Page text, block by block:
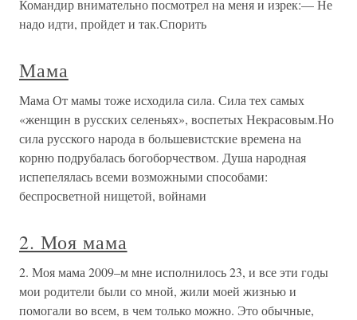
Командир внимательно посмотрел на меня и изрек:— Не
надо идти, пройдет и так.Спорить
Мама
Мама От мамы тоже исходила сила. Сила тех самых
«женщин в русских селеньях», воспетых Некрасовым.Но
сила русского народа в большевистские времена на
корню подрубалась богоборчеством. Душа народная
испепелялась всеми возможными способами:
беспросветной нищетой, войнами
2. Моя мама
2. Моя мама 2009–м мне исполнилось 23, и все эти годы
мои родители были со мной, жили моей жизнью и
помогали во всем, в чем только можно. Это обычные,